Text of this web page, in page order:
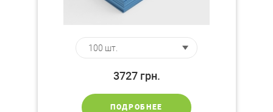
3727 грн.
ПОДРОБНЕЕ